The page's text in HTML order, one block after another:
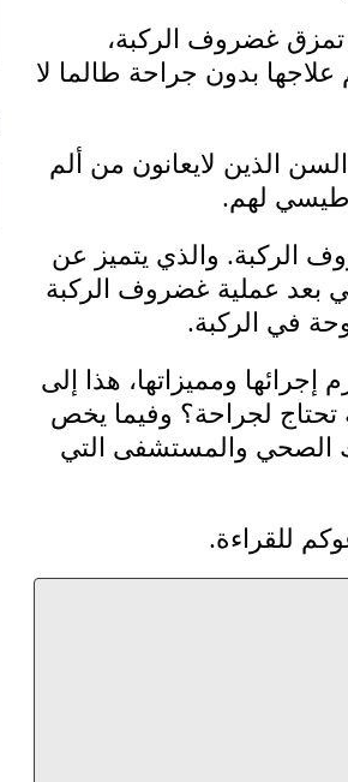
تمزق غضروف الركبة،
بدون جراحة طالما لا
انه فى حوالي 60% من كبار السن الذين لايعانون من ألم
لهم.
الركبة. والذي يتميز عن
بعد عملية غضروف الركبة
في الركبة.
ومميزاتها، هذا إلى
لجراحة؟ وفيما يخص
الصحي والمستشفى التي
للقراءة.